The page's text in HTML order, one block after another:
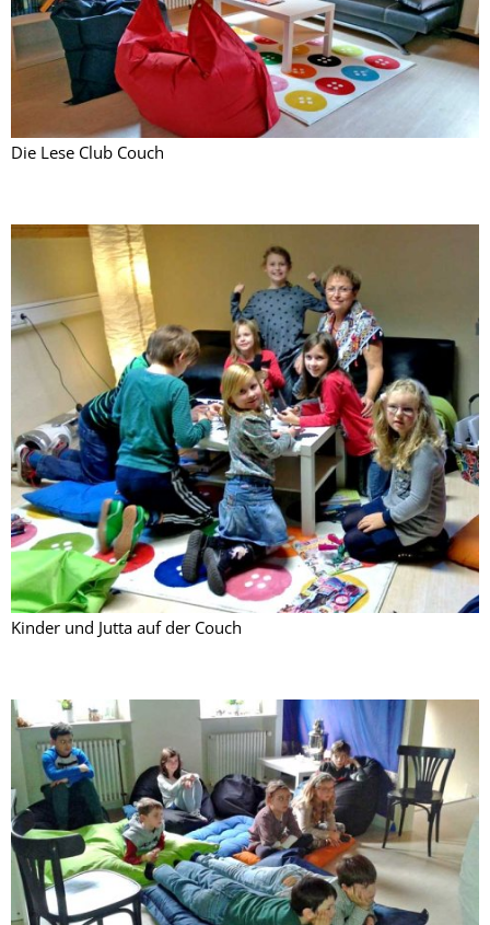
Die Lese Club Couch
Kinder und Jutta auf der Couch